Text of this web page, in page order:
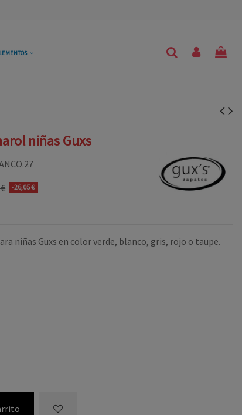
niñas Guxs
-26,05 €
niñas Guxs en color verde, blanco, gris, rojo o taupe.